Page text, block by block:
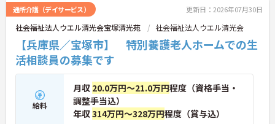
通所介護（デイサービス） 更新日：2026年07月30日
社会福祉法人ウエル清光会宝塚清光苑 社会福祉法人ウエル清光会
【兵庫県／宝塚市】 特別養護老人ホームでの生
活相談員の募集です
給料
月収 20.0万円～21.0万円程度（資格手当・
調整手当込）
年収314万円～328万円程度（賞与込）